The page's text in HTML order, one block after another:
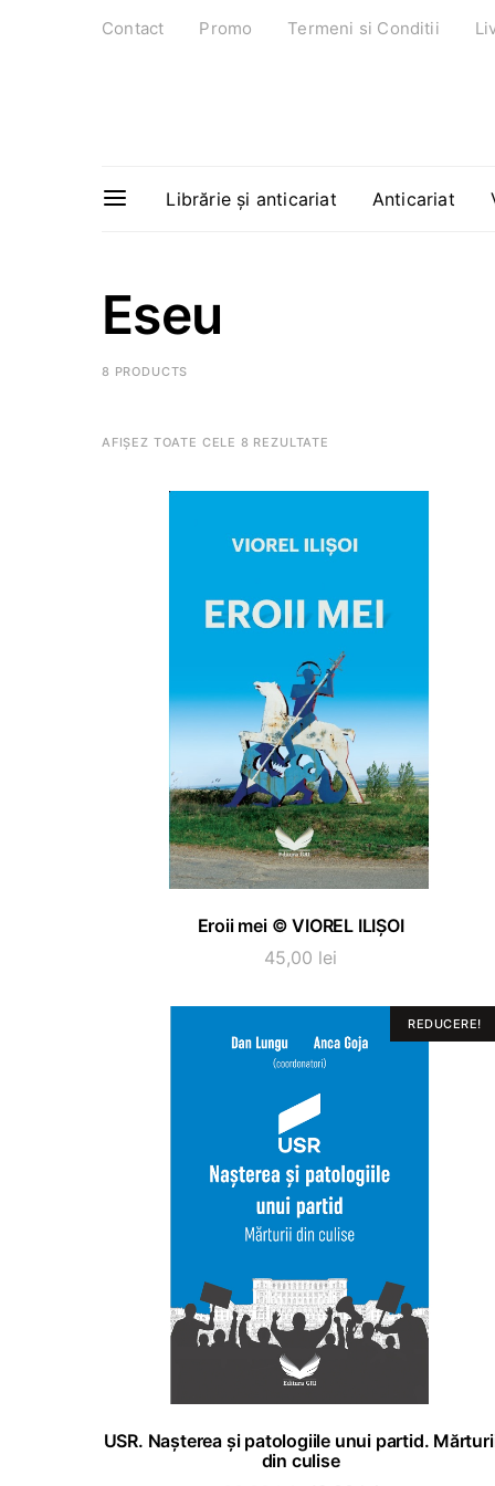
Contact Promo Termeni si Conditii
Librărie și anticariat Anticariat
Eseu
8 PRODUCTS
AFIȘEZ TOATE CELE 8 REZULTATE
ADAUGĂ ÎN COȘ
Eroii mei © VIOREL ILIȘOI
45,00 lei
REDUCERE!
ADAUGĂ ÎN COȘ
USR. Nașterea și patologiile unui partid.
din culise